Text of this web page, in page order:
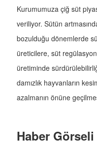
Kurumumuza çiğ süt
veriliyor. Sütün
bozulduğu dönemlerde
üreticilere, süt
üretiminde
damızlık hayvanların
azalmanın önüne
Haber Görseli